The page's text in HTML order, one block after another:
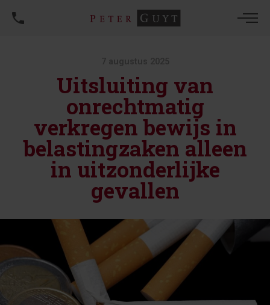
Uitsluiting van
onrechtmatig
verkregen bewijs in
belastingzaken alleen
in uitzonderlijke
gevallen